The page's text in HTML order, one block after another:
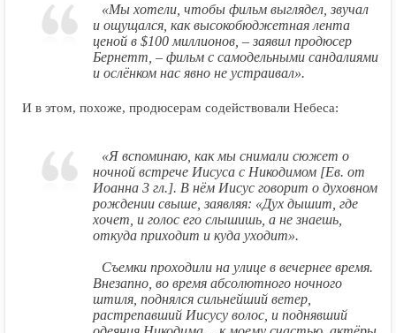
«Мы хотели, чтобы фильм выглядел, звучал
и ощущался, как высокобюджетная лента
ценой в $100 миллионов, – заявил продюсер
Бернетт, – фильм с самодельными сандалиями
и ослёнком нас явно не устраивал».
И в этом, похоже, продюсерам содействовали Небеса:
«Я вспоминаю, как мы снимали сюжет о
ночной встрече Иисуса с Никодимом [Ев. от
Иоанна 3 гл.]. В нём Иисус говорит о духовном
рождении свыше, заявляя: «Дух дышит, где
хочет, и голос его слышишь, а не знаешь,
откуда приходит и куда уходит».
Съемки проходили на улице в вечернее время.
Внезапно, во время абсолютного ночного
штиля, поднялся сильнейший ветер,
растрепавший Иисусу волос, и поднявший